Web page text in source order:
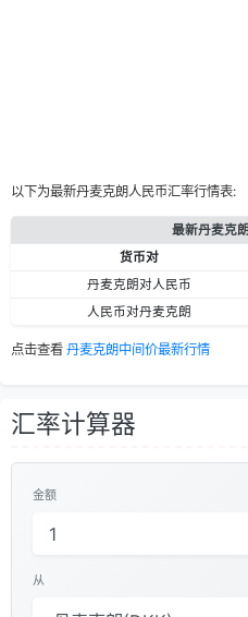
以下为最新丹麦克朗人民币汇率行情表:
最新丹麦克
货币对
丹麦克朗对人民币
人民币对丹麦克朗
点击查看 丹麦克朗中间价最新行情
汇率计算器
金额
从